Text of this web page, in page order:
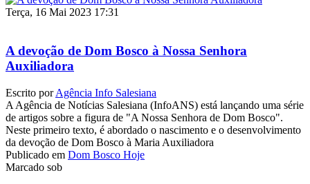
Terça, 16 Mai 2023 17:31
A devoção de Dom Bosco à Nossa Senhora
Auxiliadora
Escrito porAgência Info Salesiana
A Agência de Notícias Salesiana (InfoANS) está lançando uma série
de artigos sobre a figura de "A Nossa Senhora de Dom Bosco".
Neste primeiro texto, é abordado o nascimento e o desenvolvimento
da devoção de Dom Bosco à Maria Auxiliadora
Publicado em Dom Bosco Hoje
Marcado sob